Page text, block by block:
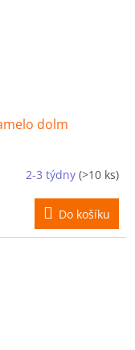
dolm
2-3 týdny (>10 ks)
Do košíku